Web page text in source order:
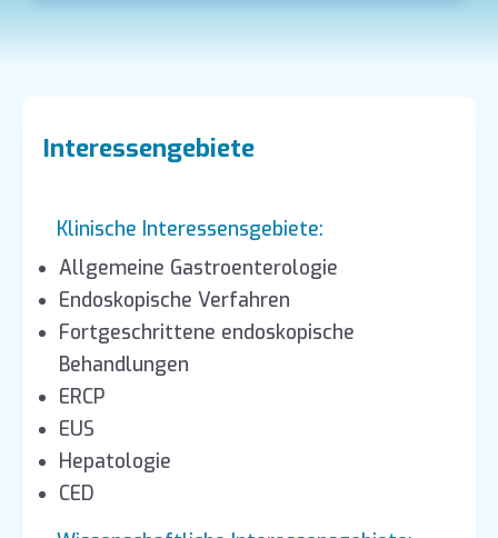
Interessengebiete
Klinische Interessensgebiete:
Allgemeine Gastroenterologie
Endoskopische Verfahren
Fortgeschrittene endoskopische
Behandlungen
ERCP
EUS
Hepatologie
CED